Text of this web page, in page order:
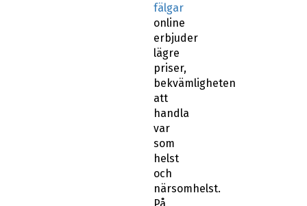
fälgar
online
erbjuder
lägre
priser,
bekvämligheten
att
handla
var
som
helst
och
närsomhelst.
På